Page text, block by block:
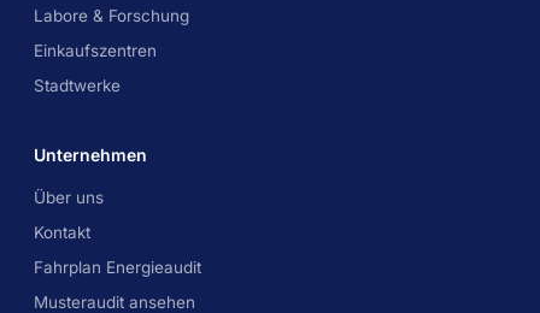
Labore & Forschung
Einkaufszentren
Stadtwerke
Unternehmen
Über uns
Kontakt
Fahrplan Energieaudit
Musteraudit ansehen